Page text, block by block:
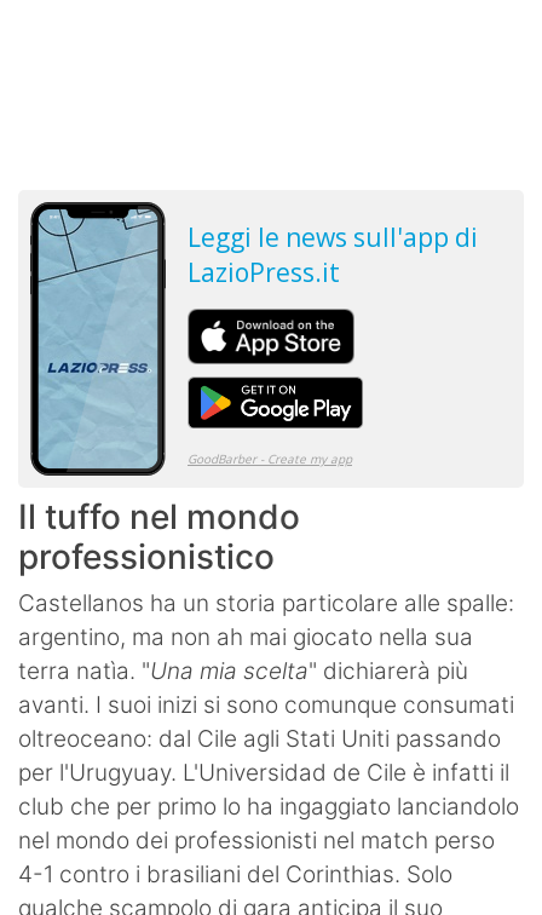
Il tuffo nel mondo
professionistico
Castellanos ha un storia particolare alle spalle:
argentino, ma non ah mai giocato nella sua
terra natìa. "Una mia scelta" dichiarerà più
avanti. I suoi inizi si sono comunque consumati
oltreoceano: dal Cile agli Stati Uniti passando
per l'Urugyuay. L'Universidad de Cile è infatti il
club che per primo lo ha ingaggiato lanciandolo
nel mondo dei professionisti nel match perso
4-1 contro i brasiliani del Corinthias. Solo
qualche scampolo di gara anticipa il suo